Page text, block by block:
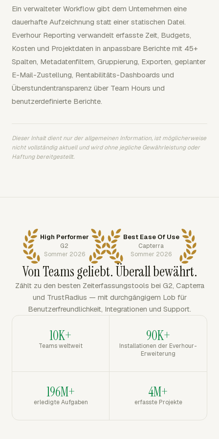
Ein verwalteter Workflow gibt dem Unternehmen eine
dauerhafte Aufzeichnung statt einer statischen Datei.
Everhour Reporting verwandelt erfasste Zeit, Budgets,
Kosten und Projektdaten in anpassbare Berichte mit 45+
Spalten, Metadatenfiltern, Gruppierung, Exporten, geplanter
E-Mail-Zustellung, Rentabilitäts-Dashboards und
Überstundentransparenz über Team Hours und
benutzerdefinierte Berichte.
Dieser Inhalt dient nur der allgemeinen Information, ist möglicherweise
nicht vollständig aktuell und wird ohne jegliche Gewährleistung oder
Haftung bereitgestellt.
High Performer
G2
Sommer 2026
Best Ease Of Use
Capterra
Sommer 2026
Von Teams geliebt. Überall bewährt.
Zählt zu den besten Zeiterfassungstools bei G2, Capterra
und TrustRadius — mit durchgängigem Lob für
Benutzerfreundlichkeit, Integrationen und Support.
10K+
Teams weltweit
90K+
Installationen der Everhour-
Erweiterung
196M+
erledigte Aufgaben
4M+
erfasste Projekte